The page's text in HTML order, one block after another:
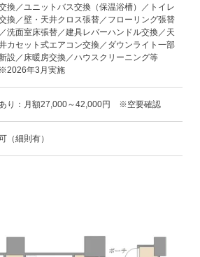
換／ユニットバス交換（保温浴槽）／トイレ
換／壁・天井クロス張替／フローリング張替
／洗面室床張替／建具レバーハンドル交換／天
カセット式エアコン交換／ダウンライト一部
新設／床暖房交換／ハウスクリーニング等
※2026年3月実施
あり：月額27,000～42,000円 ※空要確認
（細則有）